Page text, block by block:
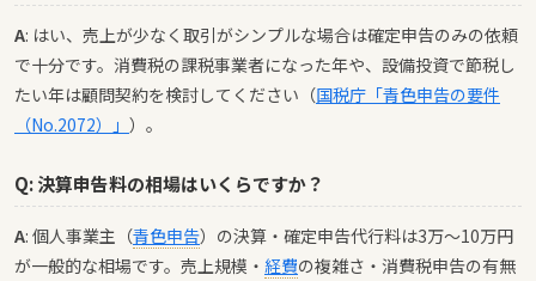
A: はい、売上が少なく取引がシンプルな場合は確定申告のみの依頼
で十分です。消費税の課税事業者になった年や、設備投資で節税し
たい年は顧問契約を検討してください（国税庁「青色申告の要件
（No.2072）」 ）。
Q: 決算申告料の相場はいくらですか？
A: 個人事業主（青色申告）の決算・確定申告代行料は3万〜10万円
が一般的な相場です。売上規模・ 経費の複雑さ・消費税申告の有無